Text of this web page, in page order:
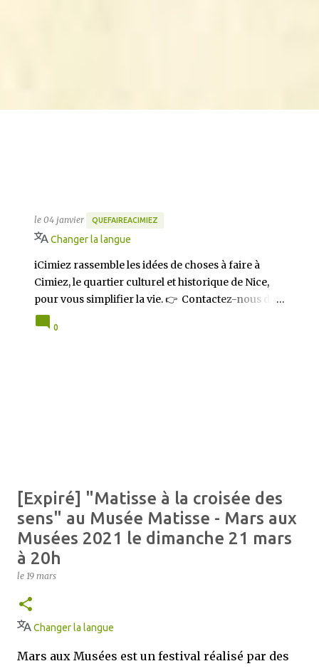
le 04 janvier QUEFAIREACIMIEZ
Changer la langue
iCimiez rassemble les idées de choses à faire à
Cimiez, le quartier culturel et historique de Nice,
pour vous simplifier la vie. 👉 Contactez-nous dès
à présent 👈 pour partager vos bons plans ou si
vous souhaitez communiquer sur iCimiez !
0
[Expiré] "Matisse à la croisée des
sens" au Musée Matisse - Mars aux
Musées 2021 le dimanche 21 mars
à 20h
le 19 mars
Changer la langue
Mars aux Musées est un festival réalisé par des